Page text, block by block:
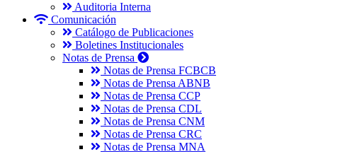
Auditoria Interna
Comunicación
Catálogo de Publicaciones
Boletines Institucionales
Notas de Prensa
Notas de Prensa FCBCB
Notas de Prensa ABNB
Notas de Prensa CCP
Notas de Prensa CDL
Notas de Prensa CNM
Notas de Prensa CRC
Notas de Prensa MNA